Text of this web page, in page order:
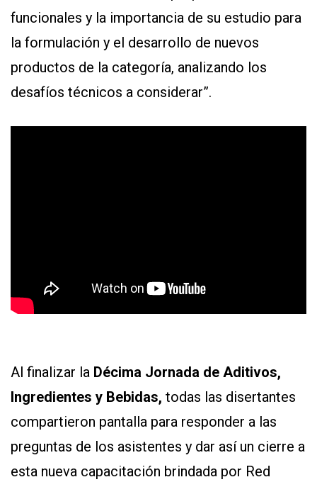
funcionales y la importancia de su estudio para
la formulación y el desarrollo de nuevos
productos de la categoría, analizando los
desafíos técnicos a considerar”.
Al finalizar la Décima Jornada de Aditivos,
Ingredientes y Bebidas, todas las disertantes
compartieron pantalla para responder a las
preguntas de los asistentes y dar así un cierre a
esta nueva capacitación brindada por Red